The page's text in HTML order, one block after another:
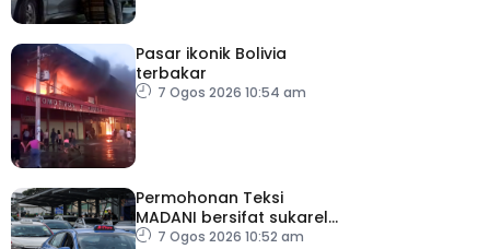
Pasar ikonik Bolivia
terbakar
7 Ogos 2026 10:54 am
Permohonan Teksi
MADANI bersifat sukarela,
teksi sedia ada dibenar
7 Ogos 2026 10:52 am